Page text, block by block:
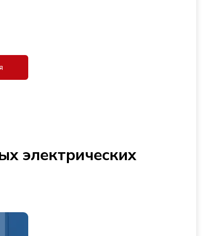
электрических